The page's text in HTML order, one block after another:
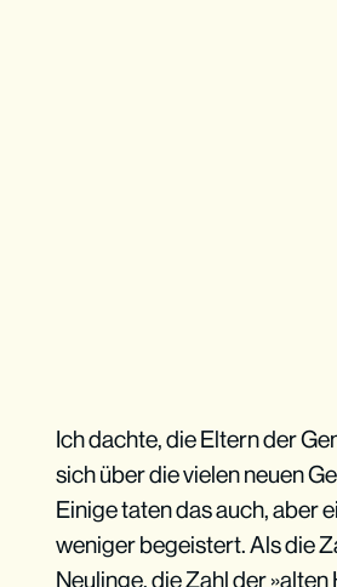
Ich dachte, die Eltern der
sich über die vielen neuen
Einige taten das auch, aber
weniger begeistert. Als die
Neulinge, die Zahl der »alten